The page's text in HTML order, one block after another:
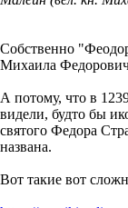
Собственно
Михаила
А потому, что в
видели, будто бы
святого Федора
названа.
Вот такие вот